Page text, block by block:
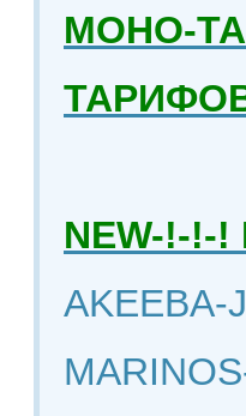
МОНО-
NEW-!-
AKEEBA-